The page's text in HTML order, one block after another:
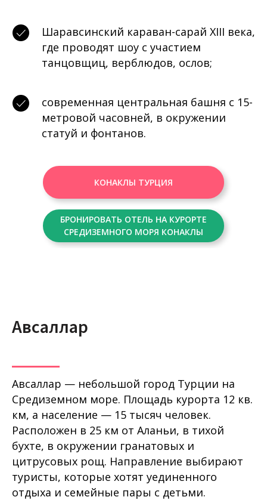
Шаравсинский караван-сарай XIII века,
где проводят шоу с участием
танцовщиц, верблюдов, ослов;
современная центральная башня с 15-
метровой часовней, в окружении
статуй и фонтанов.
БРОНИРОВАТЬ ОТЕЛЬ НА КУРОРТЕ
СРЕДИЗЕМНОГО МОРЯ КОНАКЛЫ
КОНАКЛЫ ТУРЦИЯ
Авсаллар
Авсаллар — небольшой город Турции на
Средиземном море. Площадь курорта 12 кв.
км, а население — 15 тысяч человек.
Расположен в 25 км от Аланьи, в тихой
бухте, в окружении гранатовых и
цитрусовых рощ. Направление выбирают
туристы, которые хотят уединенного
отдыха и семейные пары с детьми.